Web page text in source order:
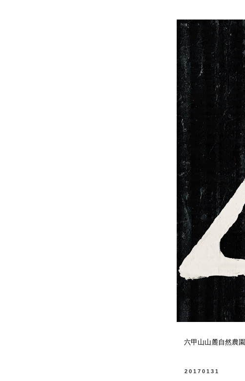
六甲山山麓自然農園
20170131